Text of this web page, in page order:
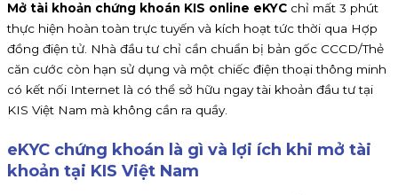
Mở tài khoản chứng khoán KIS online eKYC chỉ mất 3 phút
thực hiện hoàn toàn trực tuyến và kích hoạt tức thời qua Hợp
đồng điện tử. Nhà đầu tư chỉ cần chuẩn bị bản gốc CCCD/Thẻ
căn cước còn hạn sử dụng và một chiếc điện thoại thông minh
có kết nối Internet là có thể sở hữu ngay tài khoản đầu tư tại
KIS Việt Nam mà không cần ra quầy.
eKYC chứng khoán là gì và lợi ích khi mở tài
khoản tại KIS Việt Nam